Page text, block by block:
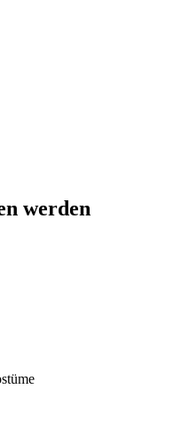
werden